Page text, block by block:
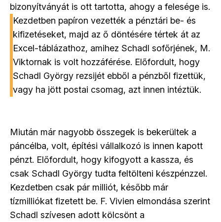
bizonyítványát is ott tartotta, ahogy a felesége is.
Kezdetben papíron vezették a pénztári be- és
kifizetéseket, majd az ő döntésére tértek át az
Excel-táblázathoz, amihez Schadl sofőrjének, M.
Viktornak is volt hozzáférése. Előfordult, hogy
Schadl György rezsijét ebből a pénzből fizettük,
vagy ha jött postai csomag, azt innen intéztük.
Miután már nagyobb összegek is bekerültek a
páncélba, volt, építési vállalkozó is innen kapott
pénzt. Előfordult, hogy kifogyott a kassza, és
csak Schadl György tudta feltölteni készpénzzel.
Kezdetben csak pár milliót, később már
tízmilliókat fizetett be. F. Vivien elmondása szerint
Schadl szívesen adott kölcsönt a